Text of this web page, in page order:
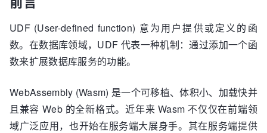
UDF (User-defined function) 意为用户提供或定义的函
数。在数据库领域，UDF 代表一种机制：通过添加一个函
数来扩展数据库服务的功能。
WebAssembly (Wasm) 是一个可移植、体积小、加载快并
且兼容 Web 的全新格式。近年来 Wasm 不仅仅在前端领
域广泛应用，也开始在服务端大展身手。其在服务端提供